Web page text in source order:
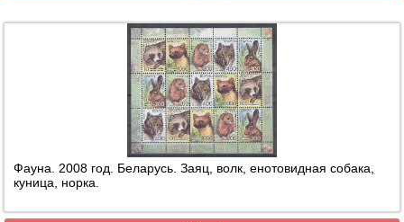
Фауна. 2008 год. Беларусь. Заяц, волк, енотовидная собака,
куница, норка.